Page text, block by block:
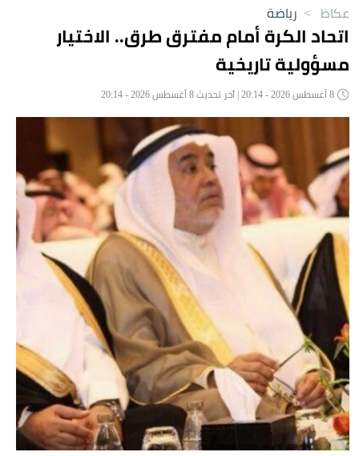
عكاظ > رياضة
اتحاد الكرة أمام مفترق طرق.. الاختيار
مسؤولية تاريخية